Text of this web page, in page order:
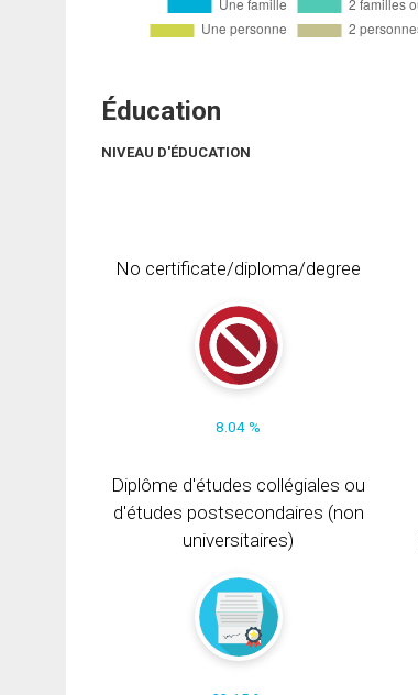
Éducation
NIVEAU D'ÉDUCATION
No certificate/diploma/degree
8.04 %
Diplôme d'études collégiales ou
d'études postsecondaires (non
universitaires)